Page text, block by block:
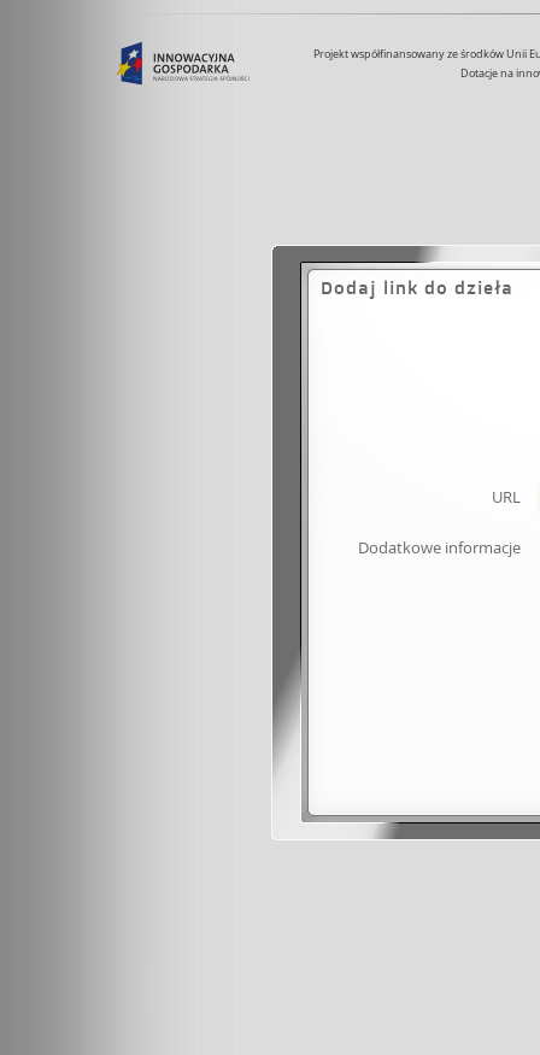
Projekt współfinansowany ze środków Unii
Dotacje na
Dodaj link do dzieła
URL
Dodatkowe informacje